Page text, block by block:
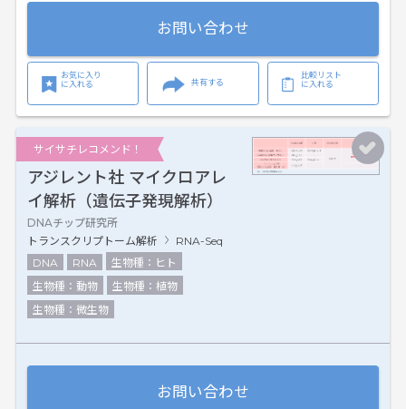
お問い合わせ
お気に入り
に入れる
共有する
比較リスト
に入れる
サイサチレコメンド！
アジレント社 マイクロアレ
イ解析（遺伝子発現解析）
DNAチップ研究所
トランスクリプトーム解析
RNA-Seq
DNA
RNA
生物種：ヒト
生物種：動物
生物種：植物
生物種：微生物
お問い合わせ